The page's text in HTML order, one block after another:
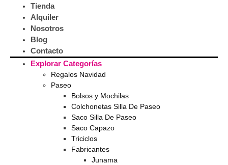
Tienda
Alquiler
Nosotros
Blog
Contacto
Explorar Categorías
Regalos Navidad
Paseo
Bolsos y Mochilas
Colchonetas Silla De Paseo
Saco Silla De Paseo
Saco Capazo
Triciclos
Fabricantes
Junama